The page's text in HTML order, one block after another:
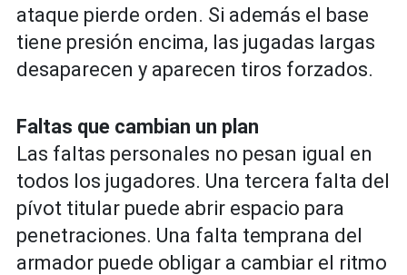
ataque pierde orden. Si además el base
tiene presión encima, las jugadas largas
desaparecen y aparecen tiros forzados.
Faltas que cambian un plan
Las faltas personales no pesan igual en
todos los jugadores. Una tercera falta del
pívot titular puede abrir espacio para
penetraciones. Una falta temprana del
armador puede obligar a cambiar el ritmo